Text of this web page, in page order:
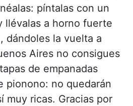
píntalas con un
llévalas a horno fuerte
dándoles la vuelta a
Aires no consigues
de empanadas
pionono: no quedarán
muy ricas. Gracias por